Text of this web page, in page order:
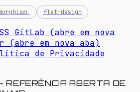
flat-design
GitLab (abre em nova
(abre em nova aba)
de Privacidade
REFERÊNCIA ABERTA DE